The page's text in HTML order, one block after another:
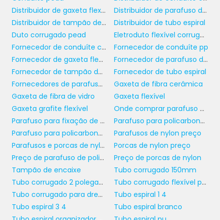
trabalho de maneira eficiente. É fundamental
seguir as orientações do fabricante para
garantir que o conduíte seja devidamente
instalado e cumpra suas funções de
proteção. As conexões podem ser feitas com
abraçadeiras apropriadas, que asseguram a
estabilidade e segurança do sistema.
É importante destacar que, ao instalar o
conduíte corrugado 1 polegada
, deve-se
levar em conta a necessidade de ventilação e
dissipação de calor em aplicações
específicas. Além disso, sempre que possível,
recomenda-se evitar exposições diretas ao
sol ou a fontes de calor intenso para garantir
a longevidade do material. Ao seguir essas
práticas, a instalação será duradoura e eficaz.
Distribuidor de gaxeta flexível
Distribuidor de parafuso de policarbonato
Distribuidor de tampão de encaixe
Distribuidor de tubo espiral
Duto corrugado pead
Eletroduto flexível corrugado
Fornecedor de conduíte corrugado
Fornecedor de conduíte pp
Fornecedor de gaxeta flexível
Fornecedor de parafuso de policarbonato
Fornecedor de tampão de encaixe
Fornecedor de tubo espiral
Fornecedores de parafusos e porcas de nylon
Gaxeta de fibra cerâmica
Gaxeta de fibra de vidro
Gaxeta flexível
Gaxeta grafite flexível
Onde comprar parafuso de policarbonato
Parafuso para fixação de policarbonato
Parafuso para policarbonato
Parafuso para policarbonato em madeira
Parafusos de nylon preço
Parafusos e porcas de nylon
Porcas de nylon preço
Preço de parafuso de policarbonato
Preço de porcas de nylon
Tampão de encaixe
Tubo corrugado 150mm
Tubo corrugado 2 polegadas
Tubo corrugado flexível para drenagem
Tubo corrugado para drenagem
Tubo espiral 1 4
Tubo espiral 3 4
Tubo espiral branco